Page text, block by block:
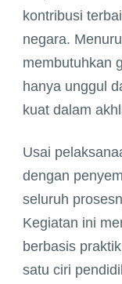
kontribusi
negara.
membutuhkan
hanya unggul
kuat dalam
Usai
dengan
seluruh
Kegiatan ini
berbasis
satu ciri